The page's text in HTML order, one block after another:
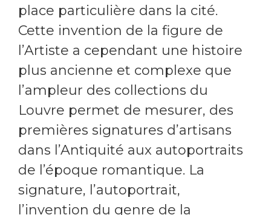
place particulière dans la cité.
Cette invention de la figure de
l’Artiste a cependant une histoire
plus ancienne et complexe que
l’ampleur des collections du
Louvre permet de mesurer, des
premières signatures d’artisans
dans l’Antiquité aux autoportraits
de l’époque romantique. La
signature, l’autoportrait,
l’invention du genre de la